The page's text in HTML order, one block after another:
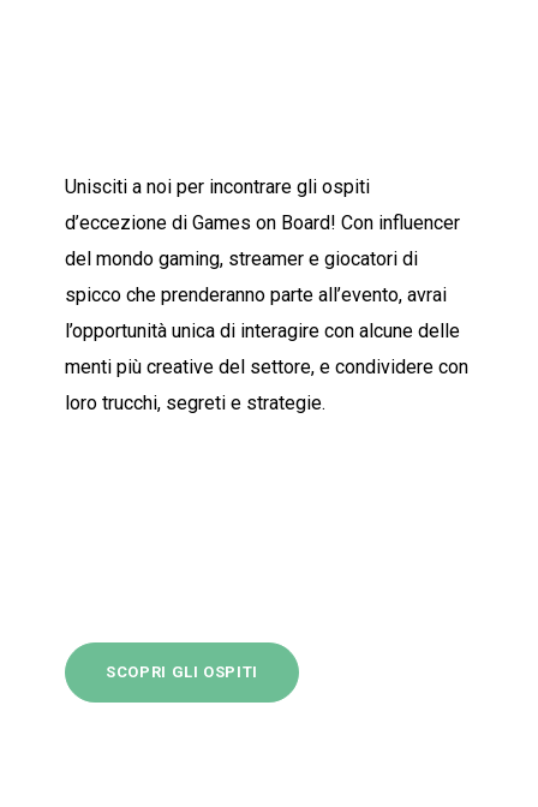
Unisciti a noi per incontrare gli ospiti
d’eccezione di Games on Board! Con influencer
del mondo gaming, streamer e giocatori di
spicco che prenderanno parte all’evento, avrai
l’opportunità unica di interagire con alcune delle
menti più creative del settore, e condividere con
loro trucchi, segreti e strategie.
SCOPRI GLI OSPITI